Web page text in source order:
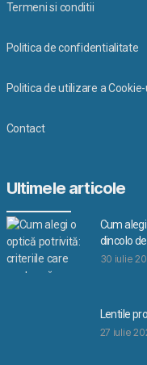
Termeni si conditii
Politica de confidentialitate
Politica de utilizare a
Contact
Ultimele articole
Cum
dincolo
30 iulie
Lentile
27 iulie